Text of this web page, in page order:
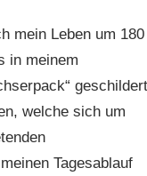
mein Leben um 180
in meinem
welche sich um
Tagesablauf